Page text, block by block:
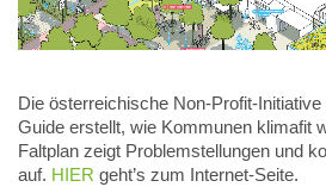
Die österreichische Non-Profit-
Guide erstellt, wie Kommunen klimafit
Faltplan zeigt Problemstellungen und
auf. HIER geht’s zum Internet-Seite.